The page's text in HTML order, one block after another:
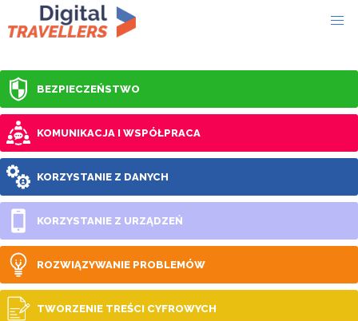
BEZPIECZEŃSTWO
KOMUNIKACJA I WSPÓŁPRACA
KORZYSTANIE Z DANYCH
KORZYSTANIE Z URZĄDZEŃ
ROZWIĄZYWANIE PROBLEMÓW
TWORZENIE TREŚCI CYFROWYCH